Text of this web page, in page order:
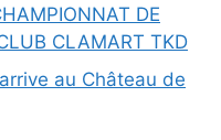
DE
CLAMART TKD
au Château de